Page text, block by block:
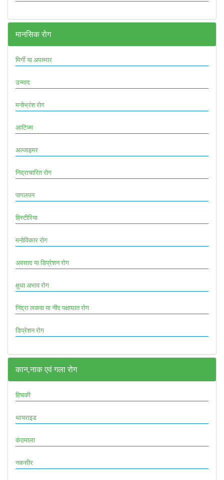
मानसिक रोग
मिर्गी या अपस्मार
उन्माद
मनोभ्रंश रोग
आटिज्म
अल्जाइमर
निद्राचारित रोग
पागलपन
हिस्टीरिया
मनोविकार रोग
अवसाद या डिप्रेशन रोग
क्षुधा अभाव रोग
निंद्रा लकवा या नींद पक्षाघात रोग
डिप्रेशन रोग
कान,नाक एवं गला रोग
हिचकी
थायराइड
कंठमाला
नकसीर